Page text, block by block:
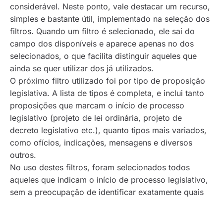
considerável. Neste ponto, vale destacar um recurso,
simples e bastante útil, implementado na seleção dos
filtros. Quando um filtro é selecionado, ele sai do
campo dos disponíveis e aparece apenas no dos
selecionados, o que facilita distinguir aqueles que
ainda se quer utilizar dos já utilizados.
O próximo filtro utilizado foi por tipo de proposição
legislativa. A lista de tipos é completa, e inclui tanto
proposições que marcam o início de processo
legislativo (projeto de lei ordinária, projeto de
decreto legislativo etc.), quanto tipos mais variados,
como ofícios, indicações, mensagens e diversos
outros.
No uso destes filtros, foram selecionados todos
aqueles que indicam o início de processo legislativo,
sem a preocupação de identificar exatamente quais